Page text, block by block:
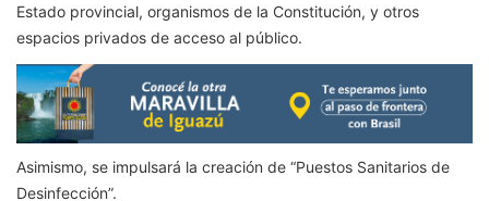
Estado provincial, organismos de la Constitución, y otros
espacios privados de acceso al público.
Asimismo, se impulsará la creación de “Puestos Sanitarios de
Desinfección”.